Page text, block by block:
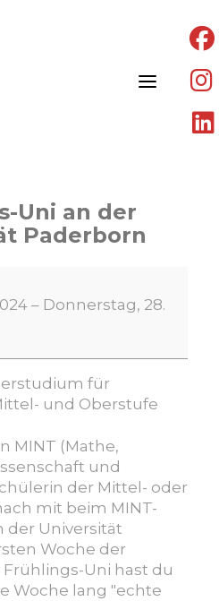
Uni an der
Paderborn
– Donnerstag, 28.
für
und Oberstufe
MINT (Mathe,
und
der Mittel- oder
mit beim MINT-
Universität
Woche der
Uni hast du
Woche lang "echte